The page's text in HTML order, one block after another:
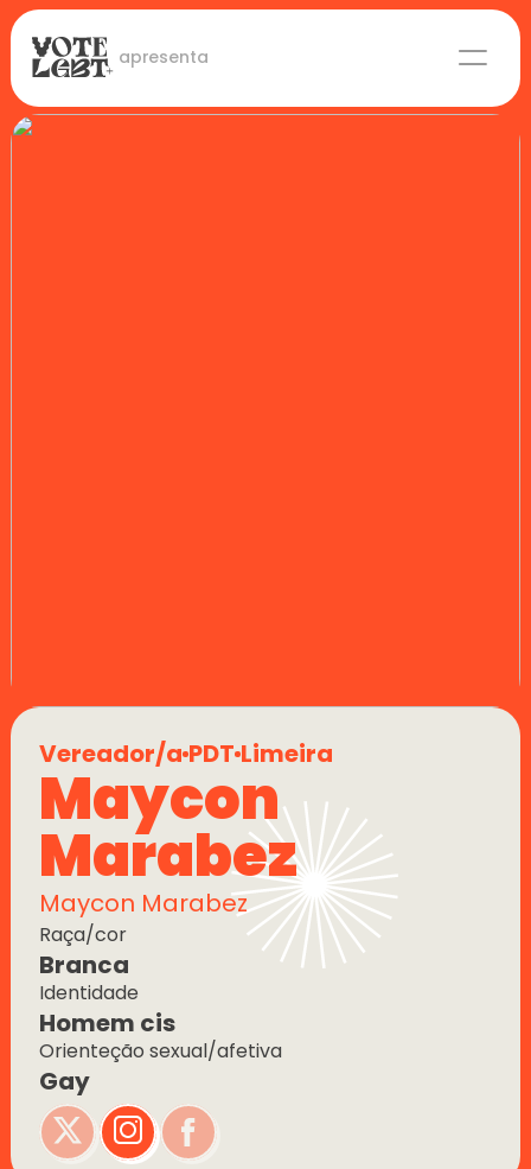
apresenta
Vereador/a PDT Limeira
Maycon
Marabez
Maycon Marabez
Branca
Raça/cor
Homem cis
Identidade
Gay
Orienteção sexual/afetiva